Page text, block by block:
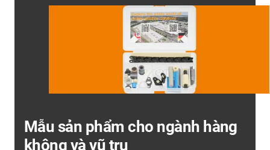
Mẫu sản phẩm cho ngành hàng
không và vũ trụ